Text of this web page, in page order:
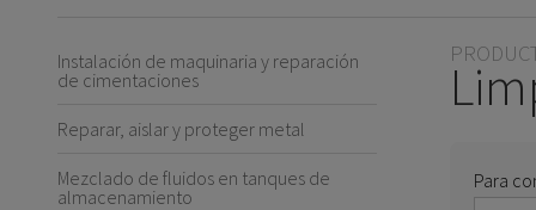
Instalación de maquinaria y reparación
de cimentaciones
Reparar, aislar y proteger metal
Mezclado de fluidos en tanques de
almacenamiento
Para